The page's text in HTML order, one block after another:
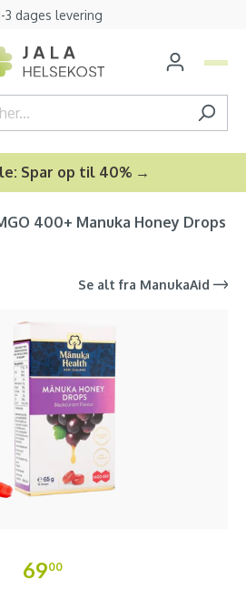
3 dages levering
Spar op til 40% →
400+ Manuka Honey Drops
Se alt fra ManukaAid
6900